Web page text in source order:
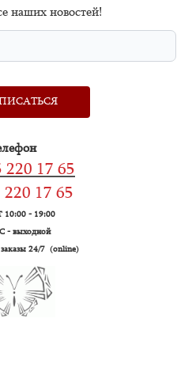
наших новостей!
220 17 65
220 17 65
- 19:00
- выходной
24/7 (online)